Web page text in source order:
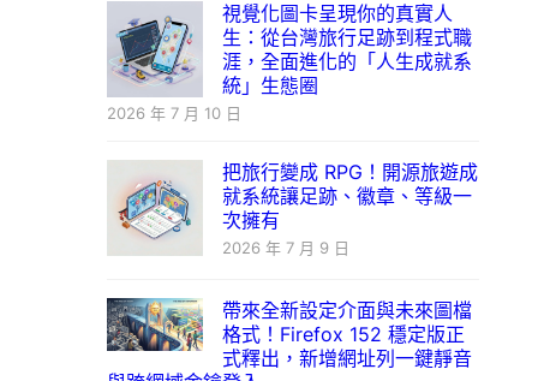
視覺化圖卡呈現你的真實人
生：從台灣旅行足跡到程式職
涯，全面進化的「人生成就系
統」生態圈
2026 年 7 月 10 日
把旅行變成 RPG！開源旅遊成
就系統讓足跡、徽章、等級一
次擁有
2026 年 7 月 9 日
帶來全新設定介面與未來圖檔
格式！Firefox 152 穩定版正
式釋出，新增網址列一鍵靜音